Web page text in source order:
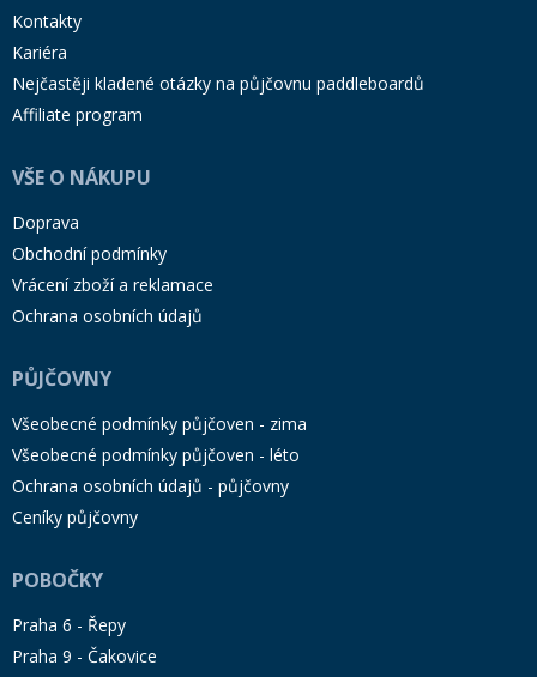
Kontakty
Kariéra
Nejčastěji kladené otázky na půjčovnu paddleboardů
Affiliate program
VŠE O NÁKUPU
Doprava
Obchodní podmínky
Vrácení zboží a reklamace
Ochrana osobních údajů
PŮJČOVNY
Všeobecné podmínky půjčoven - zima
Všeobecné podmínky půjčoven - léto
Ochrana osobních údajů - půjčovny
Ceníky půjčovny
POBOČKY
Praha 6 - Řepy
Praha 9 - Čakovice